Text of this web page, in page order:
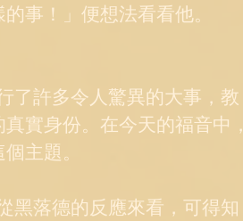
事！」便想法看看他。
實身份。在今天的福音中，
主題。